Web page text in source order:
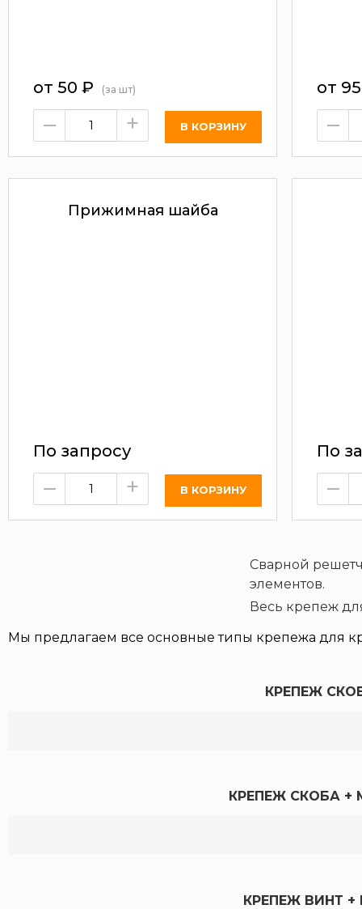
от 50 ₽ (за шт)
– +
от
–
Прижимная шайба
По запросу
– +
По
–
Сварной
элементов.
Весь крепеж
Мы предлагаем все основные типы крепежа для
КРЕПЕЖ
КРЕПЕЖ СКОБА
КРЕПЕЖ ВИНТ